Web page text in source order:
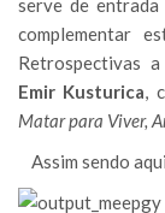
serve de entrada
complementar
Retrospectivas a
Emir Kusturica,
Matar para Viver,
Assim sendo